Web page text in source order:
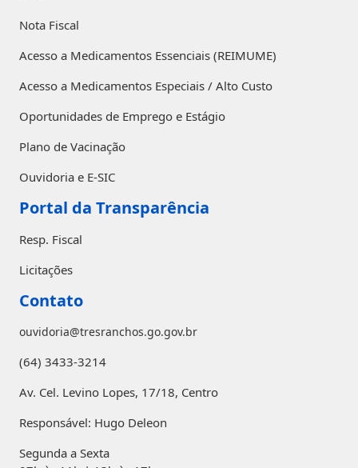
Nota Fiscal
Acesso a Medicamentos Essenciais (REIMUME)
Acesso a Medicamentos Especiais / Alto Custo
Oportunidades de Emprego e Estágio
Plano de Vacinação
Ouvidoria e E-SIC
Portal da Transparência
Resp. Fiscal
Licitações
Contato
ouvidoria@tresranchos.go.gov.br
(64) 3433-3214
Av. Cel. Levino Lopes, 17/18, Centro
Responsável: Hugo Deleon
Segunda a Sexta